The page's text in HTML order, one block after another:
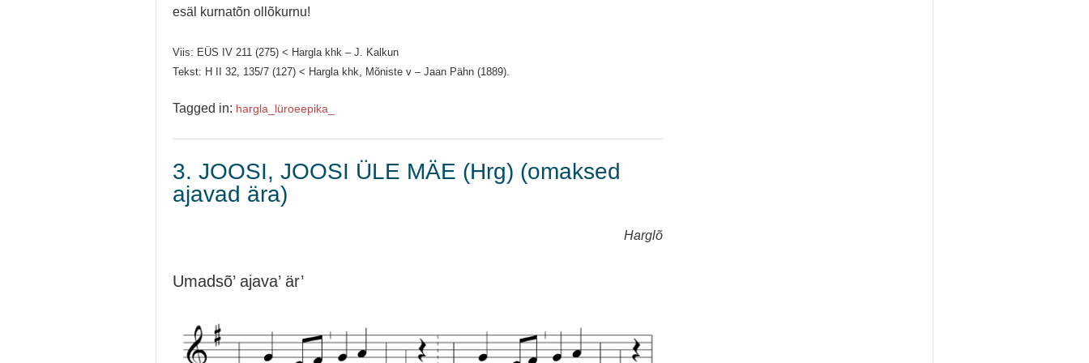
esäl kurnatõn ollõkurnu!
Viis: EÜS IV 211 (275) < Hargla khk – J. Kalkun
Tekst: H II 32, 135/7 (127) < Hargla khk, Mõniste v – Jaan Pähn (1889).
Tagged in: hargla_ lüroeepika_
3. JOOSI, JOOSI ÜLE MÄE (Hrg) (omaksed
ajavad ära)
Harglõ
Umadsõ’ ajava’ är’